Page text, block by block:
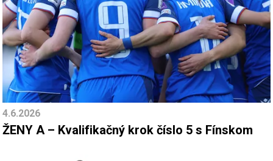
4.6.2026
ŽENY A – Kvalifikačný krok číslo 5 s Fínskom